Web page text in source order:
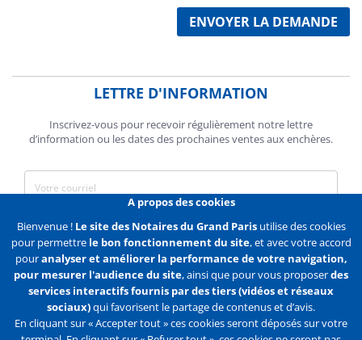
ENVOYER LA DEMANDE
LETTRE D'INFORMATION
Inscrivez-vous pour recevoir régulièrement notre lettre
d’information ou les dates des prochaines ventes aux enchères.
J'accepte de recevoir des communications de la Chambre des
Notaires de Paris.
En savoir plus
S'abonner
A propos des cookies
Bienvenue ! Le site des Notaires du Grand Parisutilise des cookies
pour permettre le bon fonctionnement du site, et avec votre accord
pouranalyser et améliorer la performance de votre navigation,
pour mesurer l'audience du site, ainsi que pour vous proposerdes
services interactifs fournis par des tiers (vidéos et réseaux
sociaux)qui favorisent le partage de contenus et d’avis.
En cliquant sur « Accepter tout » ces cookies seront déposés sur votre